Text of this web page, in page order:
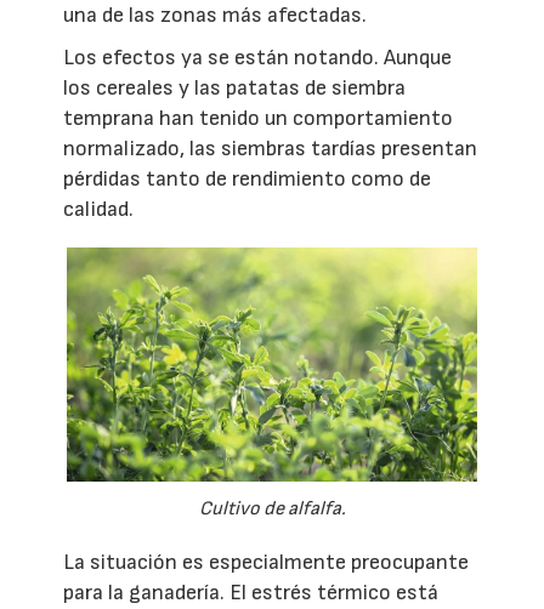
una de las zonas más afectadas.
Los efectos ya se están notando. Aunque
los cereales y las patatas de siembra
temprana han tenido un comportamiento
normalizado, las siembras tardías presentan
pérdidas tanto de rendimiento como de
calidad.
Cultivo de alfalfa.
La situación es especialmente preocupante
para la ganadería. El estrés térmico está